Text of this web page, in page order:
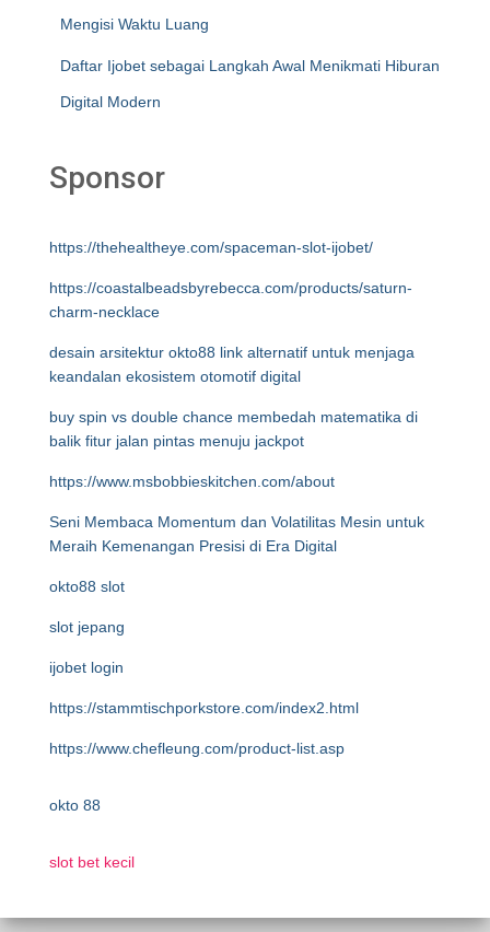
Mengisi Waktu Luang
Daftar Ijobet sebagai Langkah Awal Menikmati Hiburan
Digital Modern
Sponsor
https://thehealtheye.com/spaceman-slot-ijobet/
https://coastalbeadsbyrebecca.com/products/saturn-
charm-necklace
desain arsitektur okto88 link alternatif untuk menjaga
keandalan ekosistem otomotif digital
buy spin vs double chance membedah matematika di
balik fitur jalan pintas menuju jackpot
https://www.msbobbieskitchen.com/about
Seni Membaca Momentum dan Volatilitas Mesin untuk
Meraih Kemenangan Presisi di Era Digital
okto88 slot
slot jepang
ijobet login
https://stammtischporkstore.com/index2.html
https://www.chefleung.com/product-list.asp
okto 88
slot bet kecil